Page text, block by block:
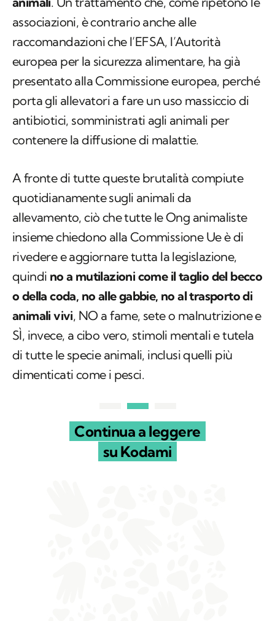
associazioni, è contrario anche alle
raccomandazioni che l’EFSA, l’Autorità
europea per la sicurezza alimentare, ha già
presentato alla Commissione europea, perché
porta gli allevatori a fare un uso massiccio di
antibiotici, somministrati agli animali per
contenere la diffusione di malattie.
A fronte di tutte queste brutalità compiute
quotidianamente sugli animali da
allevamento, ciò che tutte le Ong animaliste
insieme chiedono alla Commissione Ue è di
rivedere e aggiornare tutta la legislazione,
quindi no a mutilazioni come il taglio del becco
o della coda, no alle gabbie, no al trasporto di
animali vivi, NO a fame, sete o malnutrizione e
SÌ, invece, a cibo vero, stimoli mentali e tutela
di tutte le specie animali, inclusi quelli più
dimenticati come i pesci.
Continua a leggere
su Kodami